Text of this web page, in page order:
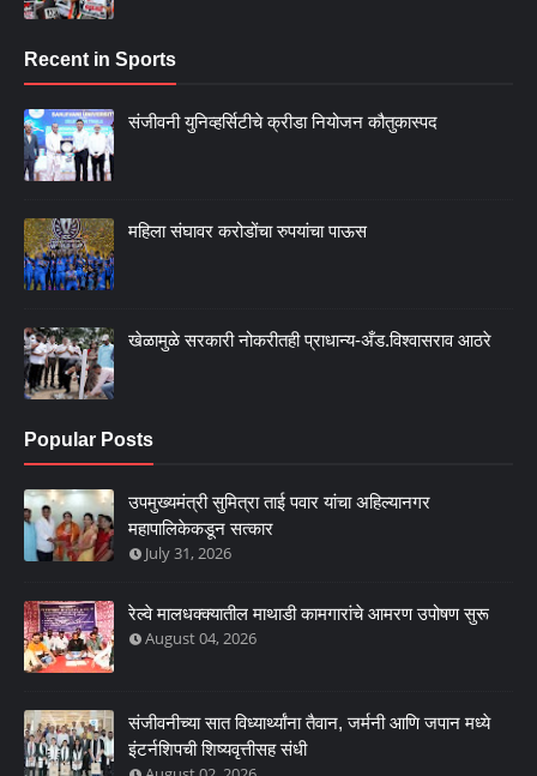
Recent in Sports
संजीवनी युनिव्हर्सिटीचे क्रीडा नियोजन कौतुकास्पद
महिला संघावर करोडोंचा रुपयांचा पाऊस
खेळामुळे सरकारी नोकरीतही प्राधान्य-अँड.विश्वासराव आठरे
Popular Posts
उपमुख्यमंत्री सुमित्रा ताई पवार यांचा अहिल्यानगर
महापालिकेकडून सत्कार
July 31, 2026
रेल्वे मालधक्क्यातील माथाडी कामगारांचे आमरण उपोषण सुरू
August 04, 2026
संजीवनीच्या सात विध्यार्थ्यांना तैवान, जर्मनी आणि जपान मध्ये
इंटर्नशिपची शिष्यवृत्तीसह संधी